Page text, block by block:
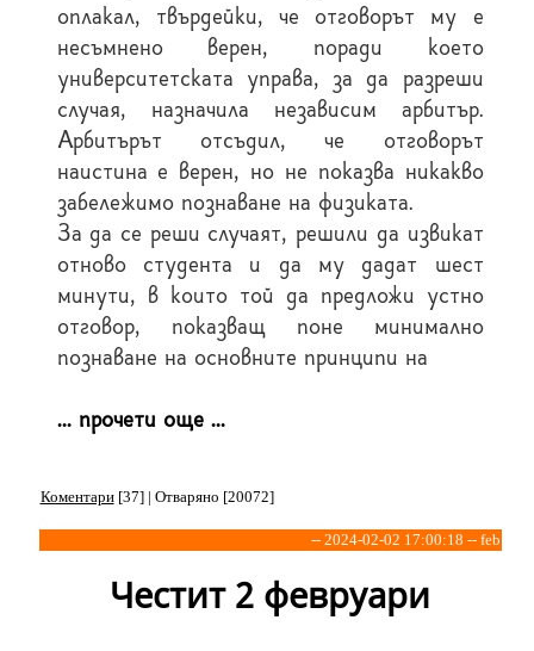
оплакал, твърдейки, че отговорът му е
несъмнено верен, поради което
университетската управа, за да разреши
случая, назначила независим арбитър.
Арбитърът отсъдил, че отговорът
наистина е верен, но не показва никакво
забележимо познаване на физиката.
За да се реши случаят, решили да извикат
отново студента и да му дадат шест
минути, в които той да предложи устно
отговор, показващ поне минимално
познаване на основните принципи на
... прочети още ...
Коментари[37] | Отваряно [20072]
-- 2024-02-02 17:00:18 -- feb
Честит 2 февруари